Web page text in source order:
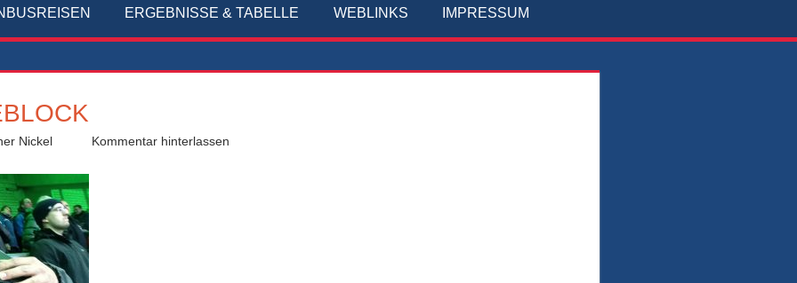
ERGEBNISSE & TABELLE WEBLINKS IMPRESSUM
Nickel Kommentar hinterlassen